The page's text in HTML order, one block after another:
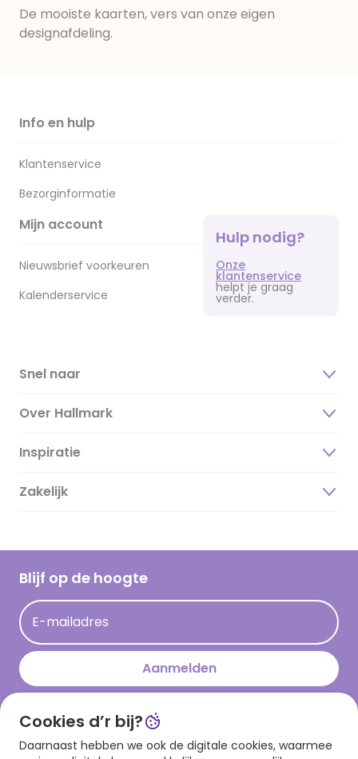
De mooiste kaarten, vers van onze eigen
designafdeling.
Info en hulp
Klantenservice
Bezorginformatie
Mijn account
Nieuwsbrief voorkeuren
Kalenderservice
Hulp nodig?
Onze
klantenservice
helpt je graag
verder.
Snel naar
Over Hallmark
Over ons
Duurzaamheid
Hallmark Kaartclub
Acties
Persberichten
Hallmark en Kinderpostzegels
Inspiratie
Magazine
Cadeau inspiratie
Kaartinspiratie
Zakelijk
Blijf op de hoogte
E-mailadres
Aanmelden
Download onze app
Cookies d’r bij?
Daarnaast hebben we ook de digitale cookies, waarmee